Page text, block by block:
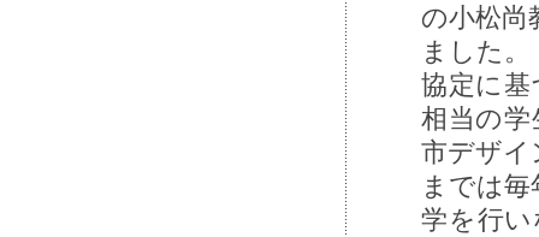
の⼩松尚
ました
協定に
相当の
市デザイ
までは
学を⾏